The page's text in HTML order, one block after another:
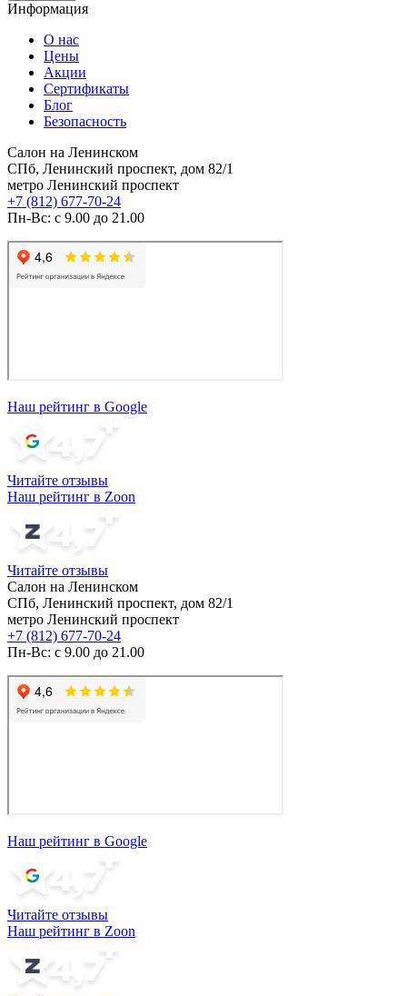
Информация
О нас
Цены
Акции
Сертификаты
Блог
Безопасность
Салон на Ленинском
СПб, Ленинский проспект, дом 82/1
метро Ленинский проспект
+7 (812) 677-70-24
Пн-Вс: с 9.00 до 21.00
Наш рейтинг в Google
Читайте отзывы
Наш рейтинг в Zoon
Читайте отзывы
Салон на Ленинском
СПб, Ленинский проспект, дом 82/1
метро Ленинский проспект
+7 (812) 677-70-24
Пн-Вс: с 9.00 до 21.00
Наш рейтинг в Google
Читайте отзывы
Наш рейтинг в Zoon